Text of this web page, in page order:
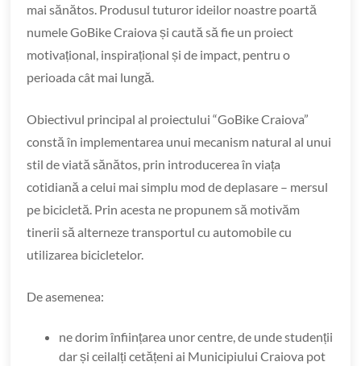
mai sănătos. Produsul tuturor ideilor noastre poartă
numele GoBike Craiova și caută să fie un proiect
motivațional, inspirațional și de impact, pentru o
perioada cât mai lungă.
Obiectivul principal al proiectului “GoBike Craiova”
constă în implementarea unui mecanism natural al unui
stil de viată sănătos, prin introducerea în viața
cotidiană a celui mai simplu mod de deplasare – mersul
pe bicicletă. Prin acesta ne propunem să motivăm
tinerii să alterneze transportul cu automobile cu
utilizarea bicicletelor.
De asemenea:
ne dorim înființarea unor centre, de unde studenții
dar și ceilalți cetățeni ai Municipiului Craiova pot